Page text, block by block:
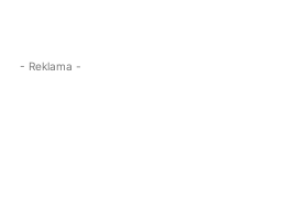
- Reklama -